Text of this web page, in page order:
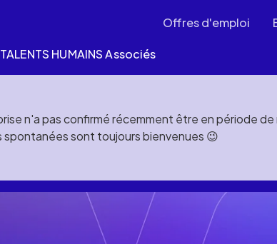
Offres d'emploi
TALENTS HUMAINS Associés
n'a pas confirmé récemment être en période
sont toujours bienvenues 😉